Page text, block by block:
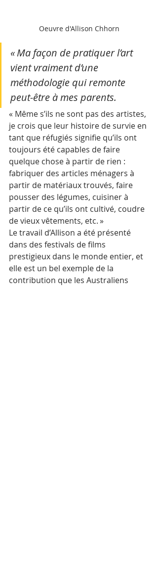
Oeuvre d'Allison Chhorn
« Ma façon de pratiquer l’art
vient vraiment d’une
méthodologie qui remonte
peut-être à mes parents.
« Même s’ils ne sont pas des artistes,
je crois que leur histoire de survie en
tant que réfugiés signifie qu’ils ont
toujours été capables de faire
quelque chose à partir de rien :
fabriquer des articles ménagers à
partir de matériaux trouvés, faire
pousser des légumes, cuisiner à
partir de ce qu’ils ont cultivé, coudre
de vieux vêtements, etc. »
Le travail d’Allison a été présenté
dans des festivals de films
prestigieux dans le monde entier, et
elle est un bel exemple de la
contribution que les Australiens